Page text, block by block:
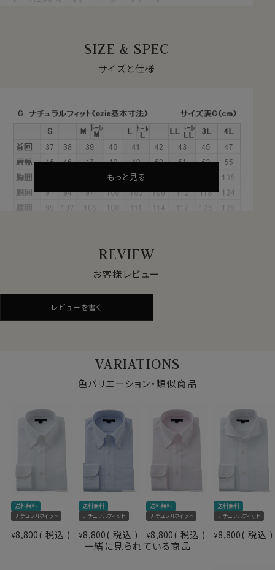
●アイスコットンとは？
綿100％でありながら特殊な技術により身体の熱を吸い
涼感素材には合繊混紡素材が多く用いられますが、この
生地は天然繊維＝綿100％。
もともと吸湿性に優れた綿100％ですが、この生地は糸
そのものに加工を施すのではなく、特殊な技術で撚るこ
とにより、ひんやりタッチを実現。
合繊素材が苦手な方におすすめしたい涼感素材です。
通気性がよく、汗をかいたときに肌離れのいいパナマ織の
ストライプ生地を使用。
アイスコットンとパナマ織の組み合わせは、最強の涼感素
材といっても過言ではない、暑い夏に最適な素材です。
ロンがけが必須の素材。
をいかした上でイージーケア加工を施してあるのでアイ
アイロンが滑るようにかかり、シワを伸ばしやすくなりま
衿開きのいいノーネクタイ専用シャツ＝イタリアンカラ
ー。
イタリアンカラーと広角なワイドカラーを掛け合わせたス
タイリッシュなノーネクタイ専用の衿型です。
SIZE & SPEC
サイズと仕様
仕様表
素材
綿100％
プレミアムコットン
イージーケア
アイスコットン
もっと見る
REVIEW
お客様レビュー
レビューを書く
VARIATIONS
色バリエーション・類似商品
送料無料
ナチュラルフィット
¥8,800 税込
送料無料
ナチュラルフィット
¥8,800 税込
送料無料
ナチュラルフィット
¥8,800 税込
送料無料
ナチュラルフィット
¥8,800 税込
一緒に見られている商品